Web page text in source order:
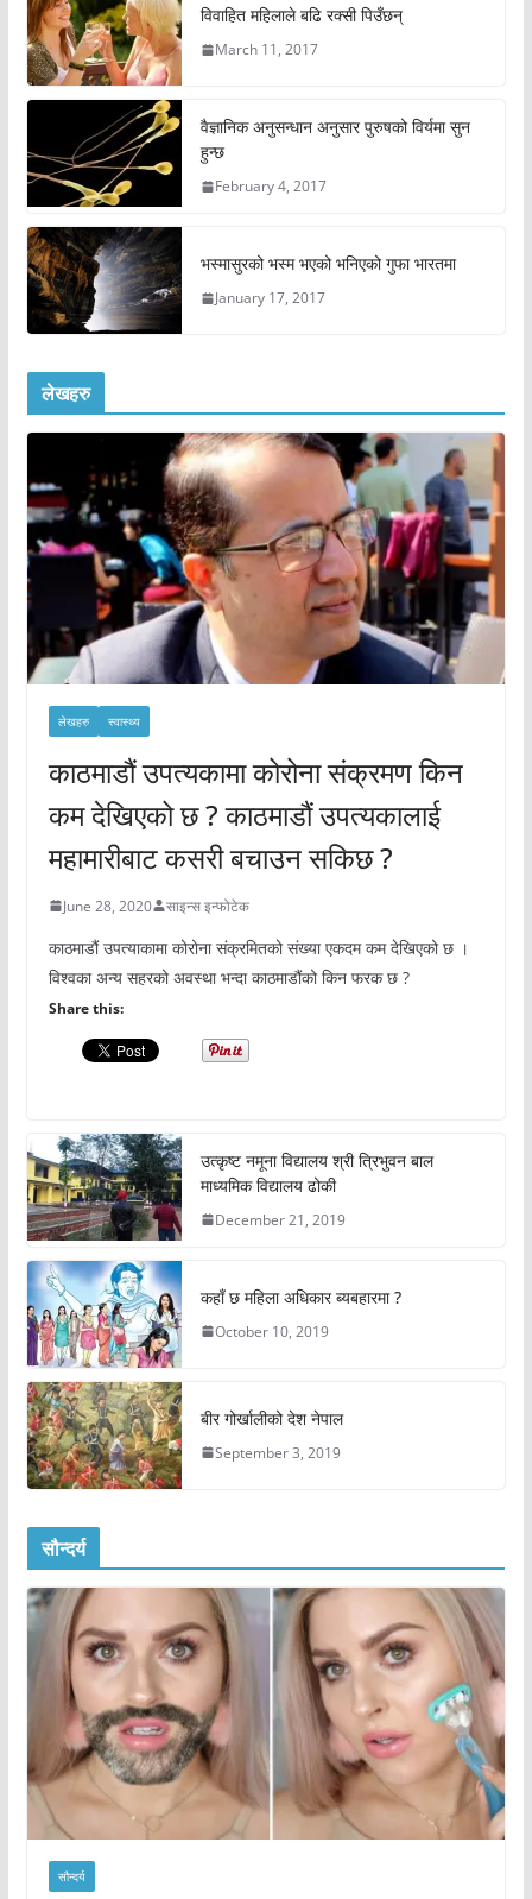
विवाहित महिलाले बढि रक्सी पिउँछन्
March 11, 2017
वैज्ञानिक अनुसन्धान अनुसार पुरुषको विर्यमा सुन
हुन्छ
February 4, 2017
भस्मासुरको भस्म भएको भनिएको गुफा भारतमा
January 17, 2017
लेखहरु
लेखहरु स्वास्थ्य
काठमाडौं उपत्यकामा कोरोना संक्रमण किन
कम देखिएको छ ? काठमाडौं उपत्यकालाई
महामारीबाट कसरी बचाउन सकिछ ?
June 28, 2020 साइन्स इन्फोटेक
काठमाडौं उपत्याकामा कोरोना संक्रमितको संख्या एकदम कम देखिएको छ ।
विश्वका अन्य सहरको अवस्था भन्दा काठमाडौंको किन फरक छ ?
Share this:
उत्कृष्ट नमूना विद्यालय श्री त्रिभुवन बाल
माध्यमिक विद्यालय ढोकी
December 21, 2019
कहाँ छ महिला अधिकार ब्यबहारमा ?
October 10, 2019
बीर गोर्खालीको देश नेपाल
September 3, 2019
सौन्दर्य
सौन्दर्य